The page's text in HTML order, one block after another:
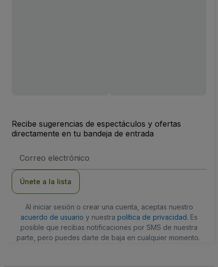
Recibe sugerencias de espectáculos y ofertas
directamente en tu bandeja de entrada
de
Únete a la lista
Al iniciar sesión o crear una cuenta, aceptas nuestro
acuerdo de usuario y nuestra política de privacidad. Es
posible que recibas notificaciones por SMS de nuestra
parte, pero puedes darte de baja en cualquier momento.